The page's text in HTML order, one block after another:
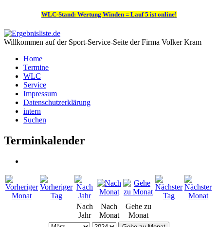
WLC-Stand: Wertung Winden = Lauf 5 ist online!
Willkommen auf der Sport-Service-Seite der Firma Volker Kram
Home
Termine
WLC
Service
Impressum
Datenschutzerklärung
intern
Suchen
Terminkalender
Nach
Jahr
Nach
Monat
Gehe zu
Monat